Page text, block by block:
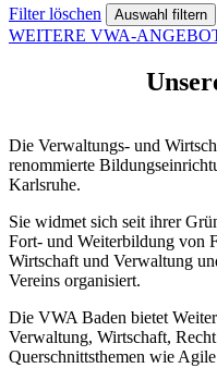
Filter löschen
WEITERE VWA-
Die Verwaltungs- und
renommierte
Karlsruhe.
Sie widmet sich seit ihrer
Fort- und Weiterbildung von
Wirtschaft und Verwaltung
Vereins organisiert.
Die VWA Baden bietet
Verwaltung, Wirtschaft,
Querschnittsthemen wie